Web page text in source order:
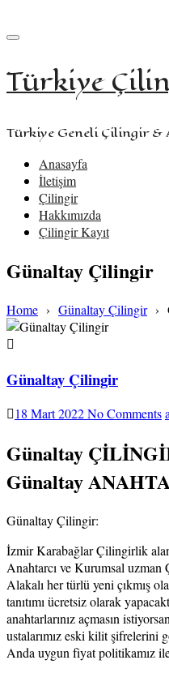
Türkiye
Türkiye Geneli Çilingir &
Anasayfa
İletişim
Çilingir
Hakkımızda
Çilingir Kayıt
Günaltay Çilingir
Home › Günaltay Çilingir›
Günaltay Çilingir
18 Mart 2022No Comments
Günaltay
Günaltay
Günaltay Çilingir:
İzmir Karabağlar Çilingirlik
Anahtarcı ve Kurumsal uzman
Alakalı her türlü yeni çıkmış
tanıtımı ücretsiz olarak
anahtarlarınız açmasın
ustalarımız eski kilit şifrelerini
Anda uygun fiyat politikamız